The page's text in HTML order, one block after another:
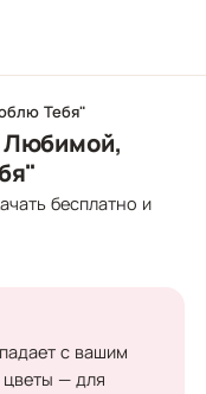
Тебя"
бесплатно и
с вашим
— для